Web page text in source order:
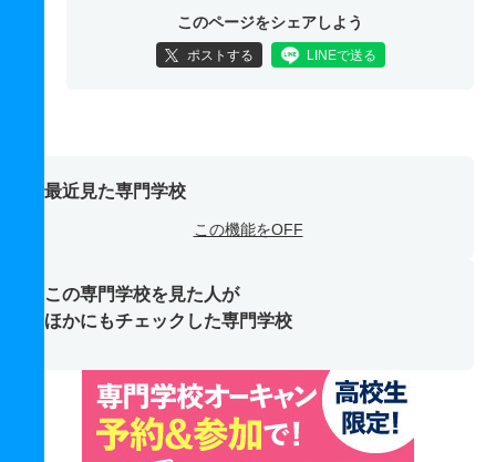
このページをシェアしよう
ポストする LINEで送る
最近見た専門学校
この機能をOFF
この専門学校を見た人が
ほかにもチェックした専門学校